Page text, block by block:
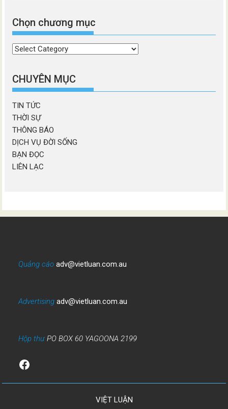
Chọn chương mục
Chọn
mục
CHUYÊN MỤC
TIN TỨC
THỜI SỰ
THÔNG BÁO
DỊCH VỤ ĐỜI SỐNG
BẠN ĐỌC
LIÊN LẠC
Quảng cáo adv@vietluan.com.au
Advertising adv@vietluan.com.au
Hộp thưPO BOX 60 YAGOONA 2199
Facebook
VIỆT LUẬN